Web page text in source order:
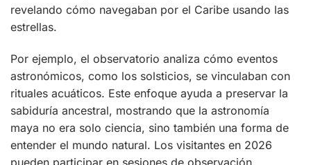
revelando cómo navegaban por el Caribe usando las
estrellas.
Por ejemplo, el observatorio analiza cómo eventos
astronómicos, como los solsticios, se vinculaban con
rituales acuáticos. Este enfoque ayuda a preservar la
sabiduría ancestral, mostrando que la astronomía
maya no era solo ciencia, sino también una forma de
entender el mundo natural. Los visitantes en 2026
pueden participar en sesiones de observación